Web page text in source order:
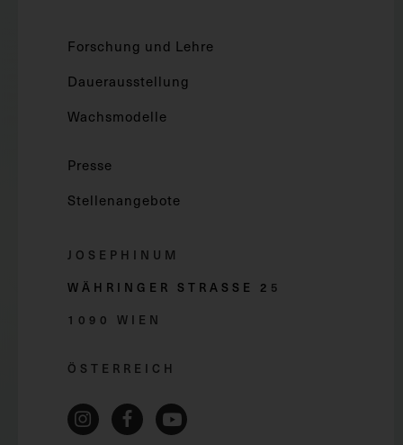
Forschung und Lehre
Dauerausstellung
Wachsmodelle
Presse
Stellenangebote
JOSEPHINUM
WÄHRINGER STRASSE 2 5
1090 WIEN
ÖSTERREICH